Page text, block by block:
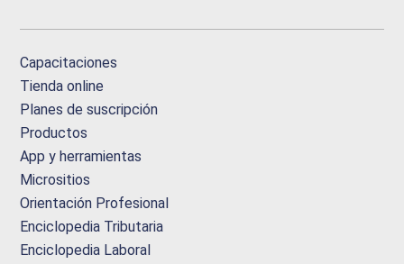
Capacitaciones
Tienda online
Planes de suscripción
Productos
App y herramientas
Micrositios
Orientación Profesional
Enciclopedia Tributaria
Enciclopedia Laboral